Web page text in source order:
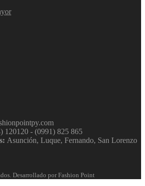
120120 - (0991) 825 865
Asunción, Luque, Fernando, San Lorenzo
Desarrollado por Fashion Point